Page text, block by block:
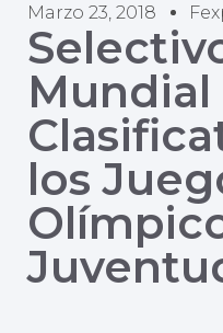
Marzo 23, 2018
Mundial
los